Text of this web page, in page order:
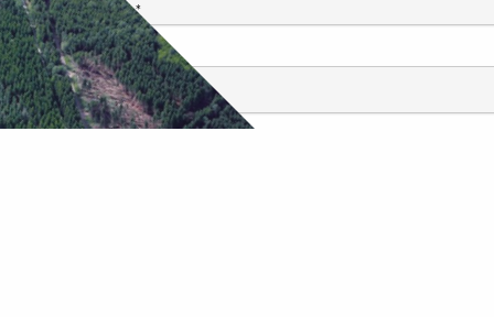
Navn*
E-mail*